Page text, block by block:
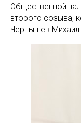
Общественной
второго созыва,
Чернышев Михаил